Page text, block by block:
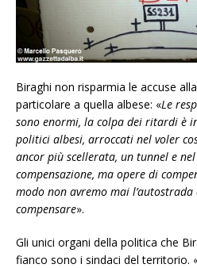
Biraghi non risparmia le accuse
particolare a quella albese: «Le
sono enormi, la colpa dei ritardi è
politici albesi, arroccati nel voler
ancor più scellerata, un tunnel e
compensazione, ma opere di
modo non avremo mai
compensare».
Gli unici organi della politica che
fianco sono i sindaci del territorio.